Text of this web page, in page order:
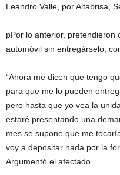
Leandro Valle, por Altabrisa,
pPor lo anterior, pretendieron
automóvil sin entregárselo,
“Ahora me dicen que tengo
para que me lo pueden
pero hasta que yo vea la
estaré presentando una
mes se supone que me
voy a depositar nada por la
Argumentó el afectado.